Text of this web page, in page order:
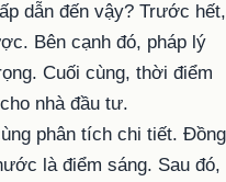
dẫn đến vậy? Trước hết,
Bên cạnh đó, pháp lý
Cuối cùng, thời điểm
nhà đầu tư.
phân tích chi tiết. Đồng
là điểm sáng. Sau đó,